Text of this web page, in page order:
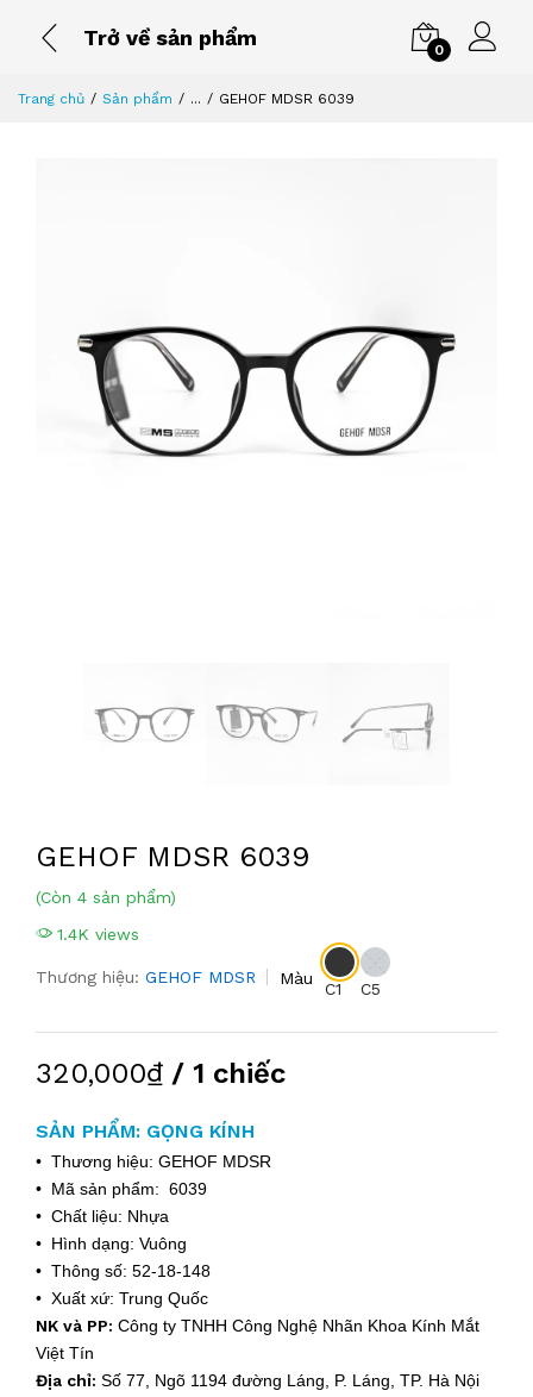
Trở về sản phẩm
0
Trang chủ Sản phẩm ... GEHOF MDSR 6039
GEHOF MDSR 6039
(Còn 4 sản phẩm)
1.4K views
Thương hiệu: GEHOF MDSR Màu
C1 C5
320,000₫ / 1 chiếc
SẢN PHẨM: GỌNG KÍNH
• Thương hiệu: GEHOF MDSR
• Mã sản phẩm: 6039
• Chất liệu: Nhựa
• Hình dạng: Vuông
• Thông số: 52-18-148
• Xuất xứ: Trung Quốc
NK và PP: Công ty TNHH Công Nghệ Nhãn Khoa Kính Mắt
Việt Tín
Địa chỉ: Số 77, Ngõ 1194 đường Láng, P. Láng, TP. Hà Nội